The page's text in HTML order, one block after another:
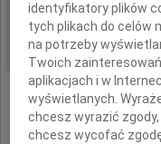
REGION:
DATA EMISJI:
identyfikatory plików
tych plikach do celów
na potrzeby
Twoich
aplikacjach i w
wyświetlanych.
chcesz wyrazić
chcesz wycofać